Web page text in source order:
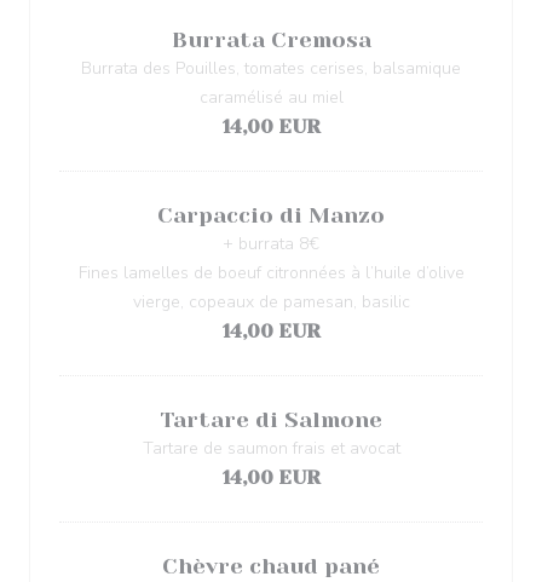
Burrata Cremosa
Burrata des Pouilles, tomates cerises, balsamique
caramélisé au miel
14,00 EUR
Carpaccio di Manzo
+ burrata 8€
Fines lamelles de boeuf citronnées à l’huile d’olive
vierge, copeaux de pamesan, basilic
14,00 EUR
Tartare di Salmone
Tartare de saumon frais et avocat
14,00 EUR
Chèvre chaud pané